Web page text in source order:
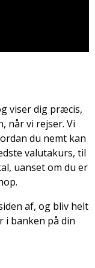
viser dig præcis,
når vi rejser. Vi
du nemt kan
valutakurs, til
uanset om du er
af, og bliv helt
i banken på din